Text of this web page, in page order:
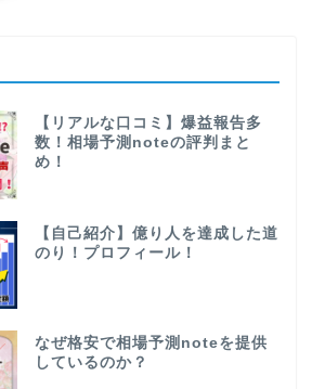
【リアルな口コミ】爆益報告多
数！相場予測noteの評判まと
め！
【自己紹介】億り人を達成した道
のり！プロフィール！
なぜ格安で相場予測noteを提供
しているのか？